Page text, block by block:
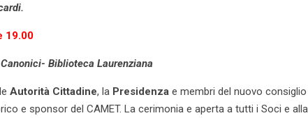
19.00
Biblioteca Laurenziana
Autorità Cittadine, la Presidenza e membri del nuovo consiglio
e sponsor del CAMET. La cerimonia e aperta a tutti i Soci e alla